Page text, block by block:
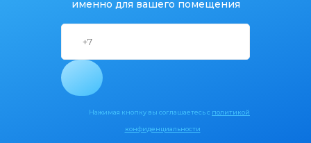
именно для вашего помещения
Нажимая кнопку вы соглашаетесь с политикой
конфиденциальности